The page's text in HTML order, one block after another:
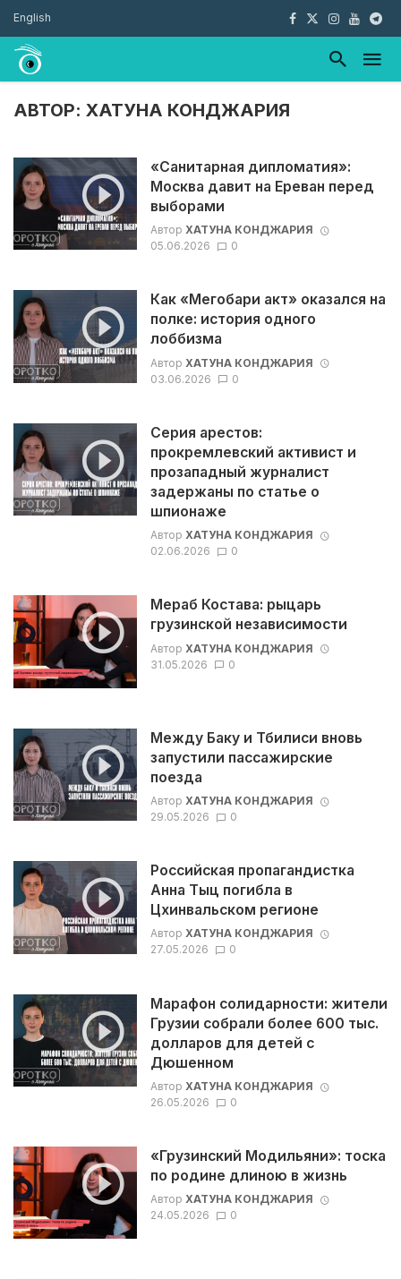
English
АВТОР: ХАТУНА КОНДЖАРИЯ
«Санитарная дипломатия»:
Москва давит на Ереван перед
выборами
Автор ХАТУНА КОНДЖАРИЯ
05.06.2026
0
Как «Мегобари акт» оказался на
полке: история одного
лоббизма
Автор ХАТУНА КОНДЖАРИЯ
03.06.2026
0
Серия арестов:
прокремлевский активист и
прозападный журналист
задержаны по статье о
шпионаже
Автор ХАТУНА КОНДЖАРИЯ
02.06.2026
0
Мераб Костава: рыцарь
грузинской независимости
Автор ХАТУНА КОНДЖАРИЯ
31.05.2026
0
Между Баку и Тбилиси вновь
запустили пассажирские
поезда
Автор ХАТУНА КОНДЖАРИЯ
29.05.2026
0
Российская пропагандистка
Анна Тыц погибла в
Цхинвальском регионе
Автор ХАТУНА КОНДЖАРИЯ
27.05.2026
0
Марафон солидарности: жители
Грузии собрали более 600 тыс.
долларов для детей с
Дюшенном
Автор ХАТУНА КОНДЖАРИЯ
26.05.2026
0
«Грузинский Модильяни»: тоска
по родине длиною в жизнь
Автор ХАТУНА КОНДЖАРИЯ
24.05.2026
0